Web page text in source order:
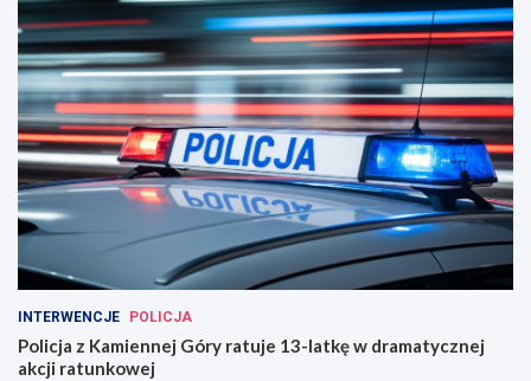
INTERWENCJE POLICJA
Policja z Kamiennej Góry ratuje 13-latkę w dramatycznej
akcji ratunkowej